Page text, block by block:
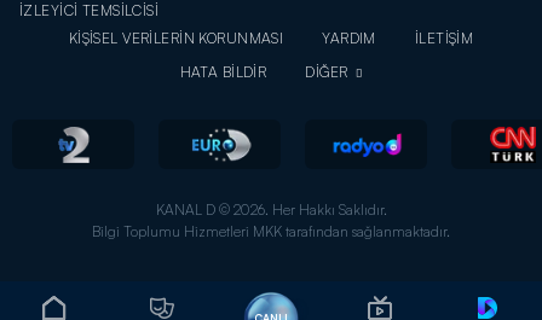
İZLEYİCİ TEMSİLCİSİ
KİŞİSEL VERİLERİN KORUNMASI
YARDIM
İLETİŞİM
HATA BİLDİR
DİĞER
KANAL D © 2026. Her Hakkı Saklıdır.
Bilgi Toplumu Hizmetleri MKK tarafından sağlanmaktadır.